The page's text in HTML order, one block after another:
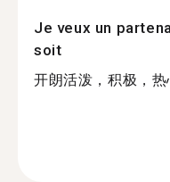
Je veux un
soit
开朗活泼，积极，热